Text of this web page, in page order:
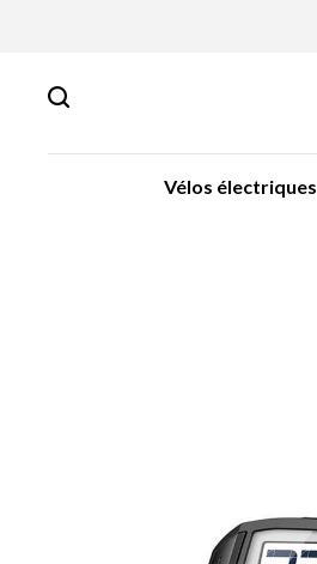
Vélos électriques